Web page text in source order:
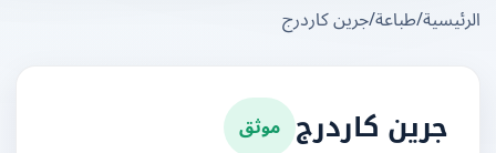
/طباعة/جرين كاردرج
جرين كاردرج موثق